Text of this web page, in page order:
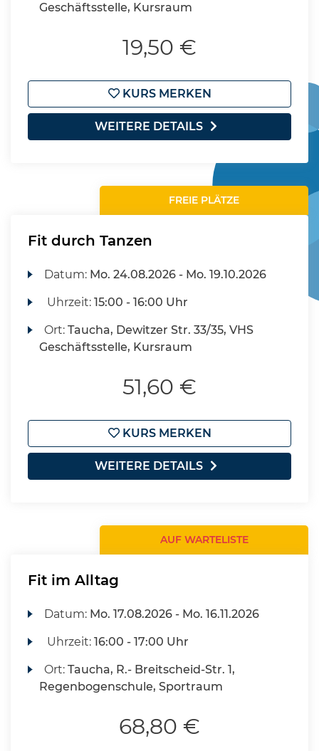
Geschäftsstelle, Kursraum
19,50 €
KURS MERKEN
WEITERE DETAILS
FREIE PLÄTZE
Fit durch Tanzen
Datum: Mo. 24.08.2026 - Mo. 19.10.2026
Uhrzeit:15:00 - 16:00 Uhr
Ort:Taucha, Dewitzer Str. 33/35, VHS
Geschäftsstelle, Kursraum
51,60 €
KURS MERKEN
WEITERE DETAILS
AUF WARTELISTE
Fit im Alltag
Datum: Mo. 17.08.2026 - Mo. 16.11.2026
Uhrzeit:16:00 - 17:00 Uhr
Ort:Taucha, R.- Breitscheid-Str. 1,
Regenbogenschule, Sportraum
68,80 €